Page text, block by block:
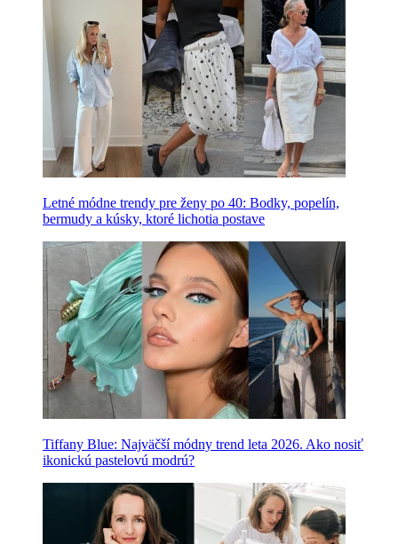
Letné módne trendy pre ženy po 40: Bodky, popelín,
bermudy a kúsky, ktoré lichotia postave
Tiffany Blue: Najväčší módny trend leta 2026. Ako nosiť
ikonickú pastelovú modrú?